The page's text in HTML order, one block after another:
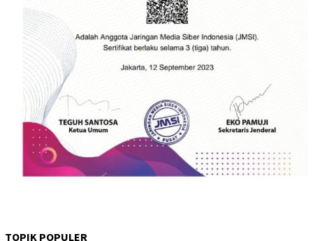
TOPIK POPULER